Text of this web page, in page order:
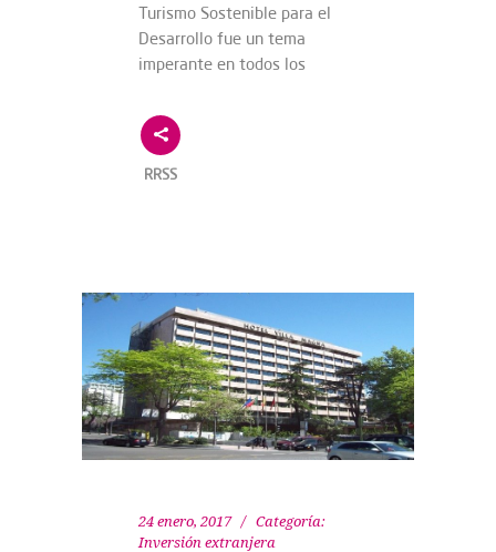
Turismo Sostenible para el
Desarrollo fue un tema
imperante en todos los
RRSS
24 enero, 2017
Categoría:
Inversión extranjera